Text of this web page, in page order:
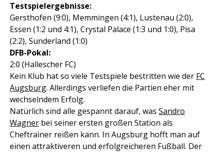
Testspielergebnisse:
Gersthofen (9:0), Memmingen (4:1), Lustenau (2:0),
Essen (1:2 und 4:1), Crystal Palace (1:3 und 1:0), Pisa
(2:2), Sunderland (1:0)
DFB-Pokal:
2:0 (Hallescher FC)
Kein Klub hat so viele Testspiele bestritten wie der FC
Augsburg. Allerdings verliefen die Partien eher mit
wechselndem Erfolg.
Natürlich sind alle gespannt darauf, was Sandro
Wagner bei seiner ersten großen Station als
Cheftrainer reißen kann. In Augsburg hofft man auf
einen attraktiveren und erfolgreicheren Fußball. Der